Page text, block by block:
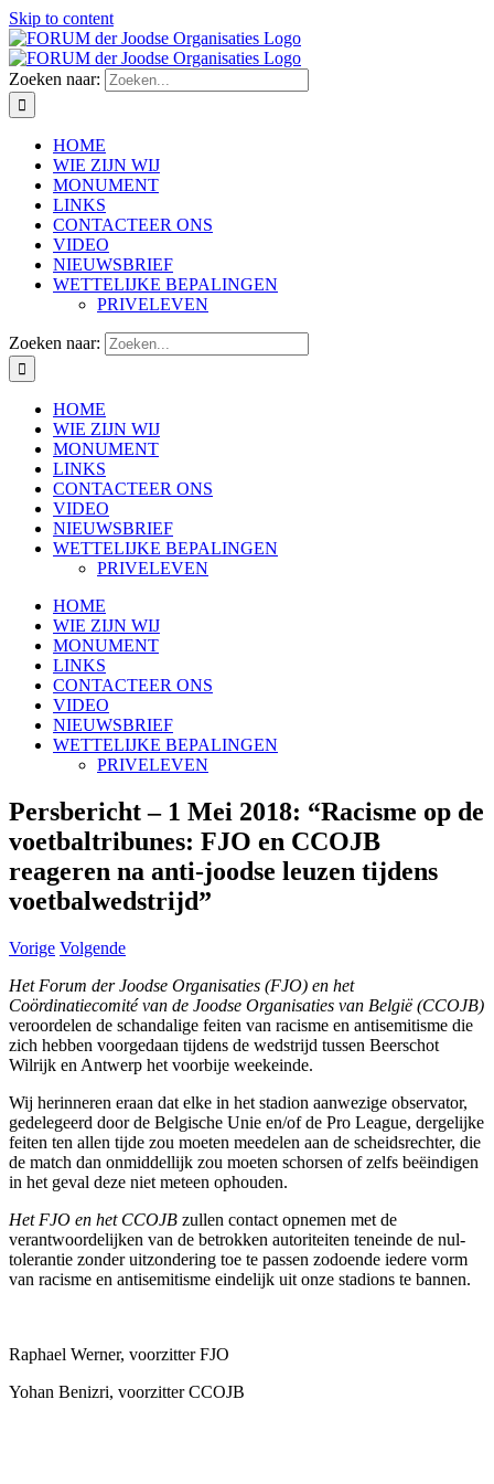
Skip to content
Zoeken naar:
HOME
WIE ZIJN WIJ
MONUMENT
LINKS
CONTACTEER ONS
VIDEO
NIEUWSBRIEF
WETTELIJKE BEPALINGEN
PRIVELEVEN
Zoeken naar:
HOME
WIE ZIJN WIJ
MONUMENT
LINKS
CONTACTEER ONS
VIDEO
NIEUWSBRIEF
WETTELIJKE BEPALINGEN
PRIVELEVEN
HOME
WIE ZIJN WIJ
MONUMENT
LINKS
CONTACTEER ONS
VIDEO
NIEUWSBRIEF
WETTELIJKE BEPALINGEN
PRIVELEVEN
Persbericht – 1 Mei 2018: “Racisme op de
voetbaltribunes: FJO en CCOJB
reageren na anti-joodse leuzen tijdens
voetbalwedstrijd”
Vorige Volgende
Het Forum der Joodse Organisaties (FJO) en het
Coördinatiecomité van de Joodse Organisaties van België (CCOJB)
veroordelen de schandalige feiten van racisme en antisemitisme die
zich hebben voorgedaan tijdens de wedstrijd tussen Beerschot
Wilrijk en Antwerp het voorbije weekeinde.
Wij herinneren eraan dat elke in het stadion aanwezige observator,
gedelegeerd door de Belgische Unie en/of de Pro League, dergelijke
feiten ten allen tijde zou moeten meedelen aan de scheidsrechter, die
de match dan onmiddellijk zou moeten schorsen of zelfs beëindigen
in het geval deze niet meteen ophouden.
Het FJO en het CCOJB zullen contact opnemen met de
verantwoordelijken van de betrokken autoriteiten teneinde de nul-
tolerantie zonder uitzondering toe te passen zodoende iedere vorm
van racisme en antisemitisme eindelijk uit onze stadions te bannen.
Raphael Werner, voorzitter FJO
Yohan Benizri, voorzitter CCOJB